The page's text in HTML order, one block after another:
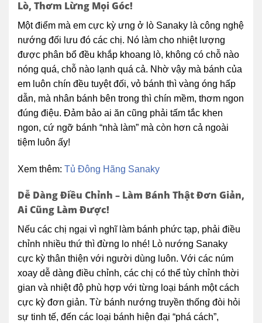
Lò, Thơm Lừng Mọi Góc!
Một điểm mà em cực kỳ ưng ở lò Sanaky là công nghệ
nướng đối lưu đó các chị. Nó làm cho nhiệt lượng
được phân bổ đều khắp khoang lò, không có chỗ nào
nóng quá, chỗ nào lạnh quá cả. Nhờ vậy mà bánh của
em luôn chín đều tuyệt đối, vỏ bánh thì vàng óng hấp
dẫn, mà nhân bánh bên trong thì chín mềm, thơm ngon
đúng điệu. Đảm bảo ai ăn cũng phải tấm tắc khen
ngon, cứ ngỡ bánh “nhà làm” mà còn hơn cả ngoài
tiệm luôn ấy!
Xem thêm: Tủ Đông Hãng Sanaky
Dễ Dàng Điều Chỉnh – Làm Bánh Thật Đơn Giản,
Ai Cũng Làm Được!
Nếu các chị ngại vì nghĩ làm bánh phức tạp, phải điều
chỉnh nhiều thứ thì đừng lo nhé! Lò nướng Sanaky
cực kỳ thân thiện với người dùng luôn. Với các núm
xoay dễ dàng điều chỉnh, các chị có thể tùy chỉnh thời
gian và nhiệt độ phù hợp với từng loại bánh một cách
cực kỳ đơn giản. Từ bánh nướng truyền thống đòi hỏi
sự tinh tế, đến các loại bánh hiện đại “phá cách”,